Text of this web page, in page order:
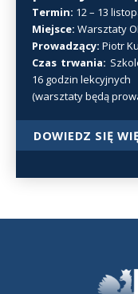
Termin: 12 – 13
Miejsce: Warsztaty
Prowadzący: Piotr
Czas trwania:
16 godzin lekcyjnych
(warsztaty będą
DOWIEDZ SIĘ